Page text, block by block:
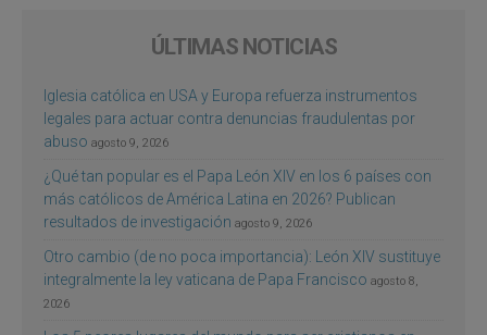
ÚLTIMAS NOTICIAS
Iglesia católica en USA y Europa refuerza instrumentos
legales para actuar contra denuncias fraudulentas por
abuso agosto 9, 2026
¿Qué tan popular es el Papa León XIV en los 6 países con
más católicos de América Latina en 2026? Publican
resultados de investigación agosto 9, 2026
Otro cambio (de no poca importancia): León XIV sustituye
integralmente la ley vaticana de Papa Francisco agosto 8,
2026